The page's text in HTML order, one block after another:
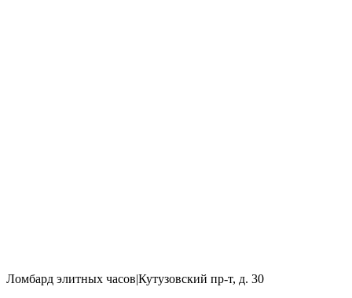
Ломбард элитных часов|Кутузовский пр-т, д. 30